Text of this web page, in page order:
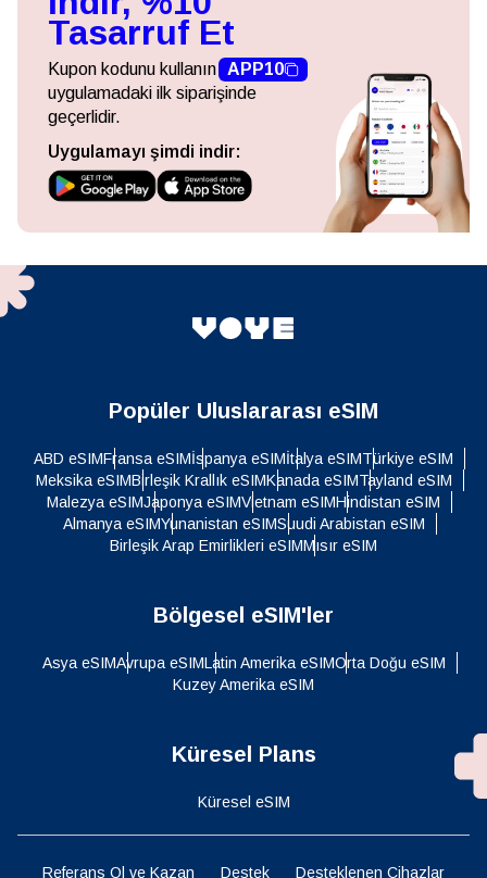
Tasarruf Et
Kupon kodunu kullanın APP10
uygulamadaki ilk siparişinde
geçerlidir.
Uygulamayı şimdi indir:
Popüler Uluslararası eSIM
ABD eSIMFransa eSIMİspanya eSIMİtalya eSIMTürkiye eSIM
Meksika eSIMBirleşik Krallık eSIMKanada eSIMTayland eSIM
Malezya eSIMJaponya eSIMVietnam eSIMHindistan eSIM
Almanya eSIMYunanistan eSIMSuudi Arabistan eSIM
Birleşik Arap Emirlikleri eSIMMısır eSIM
Bölgesel eSIM'ler
Asya eSIMAvrupa eSIMLatin Amerika eSIMOrta Doğu eSIM
Kuzey Amerika eSIM
Küresel Plans
Küresel eSIM
Referans Ol ve Kazan Destek Desteklenen Cihazlar